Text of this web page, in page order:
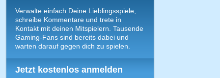
Verwalte einfach Deine Lieblingsspiele,
schreibe Kommentare und trete in
Kontakt mit deinen Mitspielern. Tausende
Gaming-Fans sind bereits dabei und
warten darauf gegen dich zu spielen.
Jetzt kostenlos anmelden